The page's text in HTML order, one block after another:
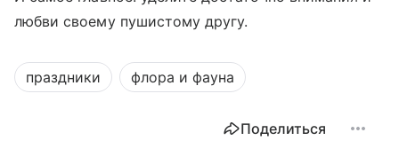
любви своему пушистому другу.
праздники флора и фауна
Поделиться